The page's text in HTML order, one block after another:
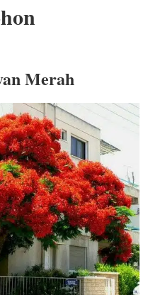
Merah